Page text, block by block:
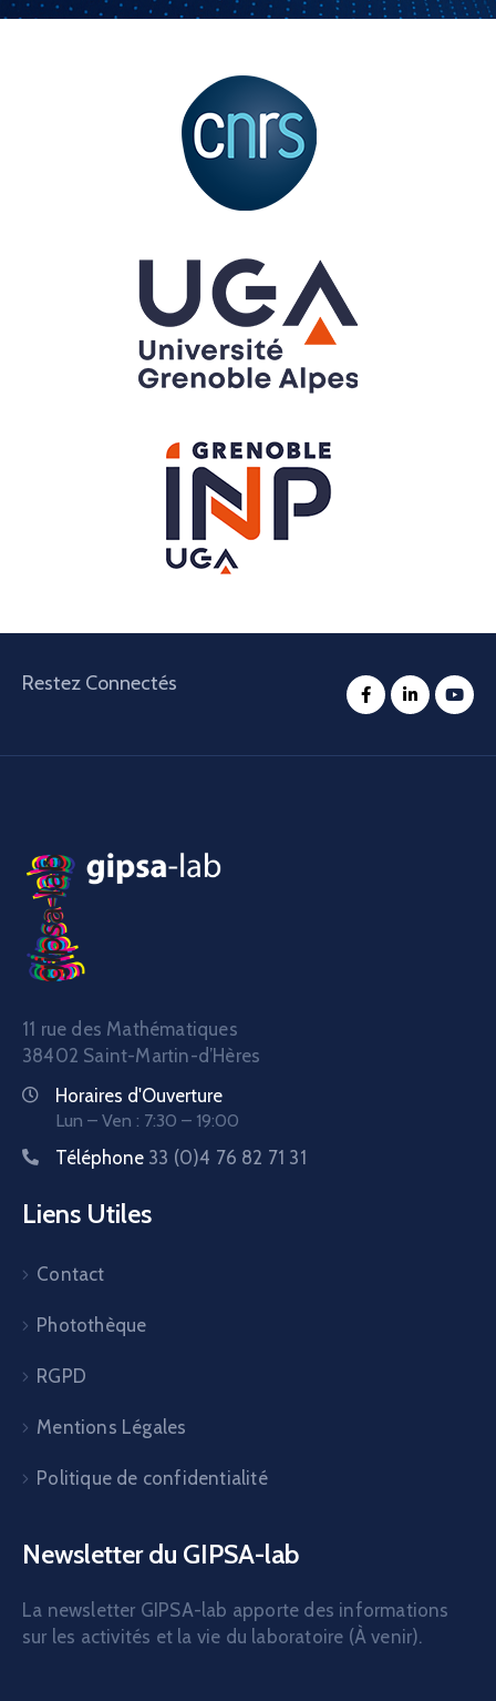
Restez Connectés
11 rue des Mathématiques
38402 Saint-Martin-d’Hères
Horaires d'Ouverture
Lun – Ven : 7:30 – 19:00
Téléphone 33 (0)4 76 82 71 31
Liens Utiles
Contact
Photothèque
RGPD
Mentions Légales
Politique de confidentialité
Newsletter du GIPSA-lab
La newsletter GIPSA-lab apporte des informations
sur les activités et la vie du laboratoire (À venir).